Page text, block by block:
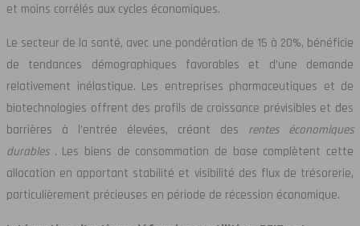
et moins corrélés aux cycles économiques.
Le secteur de la santé, avec une pondération de 15 à 20%, bénéficie
de tendances démographiques favorables et d’une demande
relativement inélastique. Les entreprises pharmaceutiques et de
biotechnologies offrent des profils de croissance prévisibles et des
barrières à l’entrée élevées, créant des rentes économiques
durables . Les biens de consommation de base complètent cette
allocation en apportant stabilité et visibilité des flux de trésorerie,
particulièrement précieuses en période de récession économique.